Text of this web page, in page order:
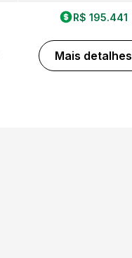
R$ 195.441
Mais detalhes